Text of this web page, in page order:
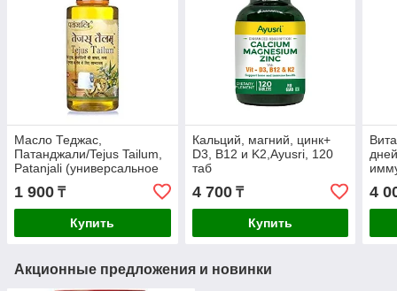
Масло Теджас,
Патанджали/Tejus Tailum,
Patanjali (универсальное
для кожи и волос,
массажное), 100 мл
1 900 ₸
Купить
Кальций, магний, цинк+
D3, B12 и K2,Ayusri, 120
таб
4 700₸
Купить
4
Акционные предложения и новинки